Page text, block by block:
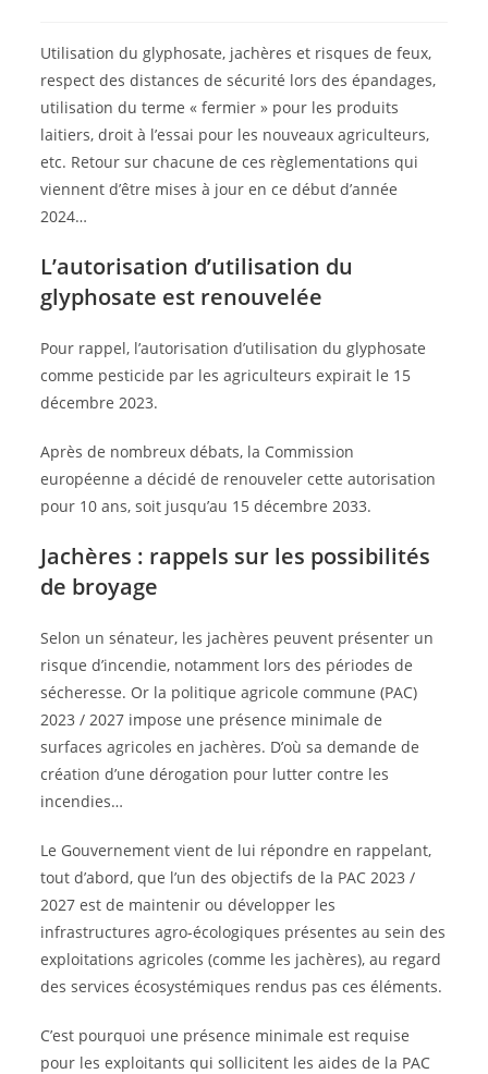
Utilisation du glyphosate, jachères et risques de feux,
respect des distances de sécurité lors des épandages,
utilisation du terme « fermier » pour les produits
laitiers, droit à l’essai pour les nouveaux agriculteurs,
etc. Retour sur chacune de ces règlementations qui
viennent d’être mises à jour en ce début d’année
2024…
L’autorisation d’utilisation du
glyphosate est renouvelée
Pour rappel, l’autorisation d’utilisation du glyphosate
comme pesticide par les agriculteurs expirait le 15
décembre 2023.
Après de nombreux débats, la Commission
européenne a décidé de renouveler cette autorisation
pour 10 ans, soit jusqu’au 15 décembre 2033.
Jachères : rappels sur les possibilités
de broyage
Selon un sénateur, les jachères peuvent présenter un
risque d’incendie, notamment lors des périodes de
sécheresse. Or la politique agricole commune (PAC)
2023 / 2027 impose une présence minimale de
surfaces agricoles en jachères. D’où sa demande de
création d’une dérogation pour lutter contre les
incendies…
Le Gouvernement vient de lui répondre en rappelant,
tout d’abord, que l’un des objectifs de la PAC 2023 /
2027 est de maintenir ou développer les
infrastructures agro-écologiques présentes au sein des
exploitations agricoles (comme les jachères), au regard
des services écosystémiques rendus pas ces éléments.
C’est pourquoi une présence minimale est requise
pour les exploitants qui sollicitent les aides de la PAC